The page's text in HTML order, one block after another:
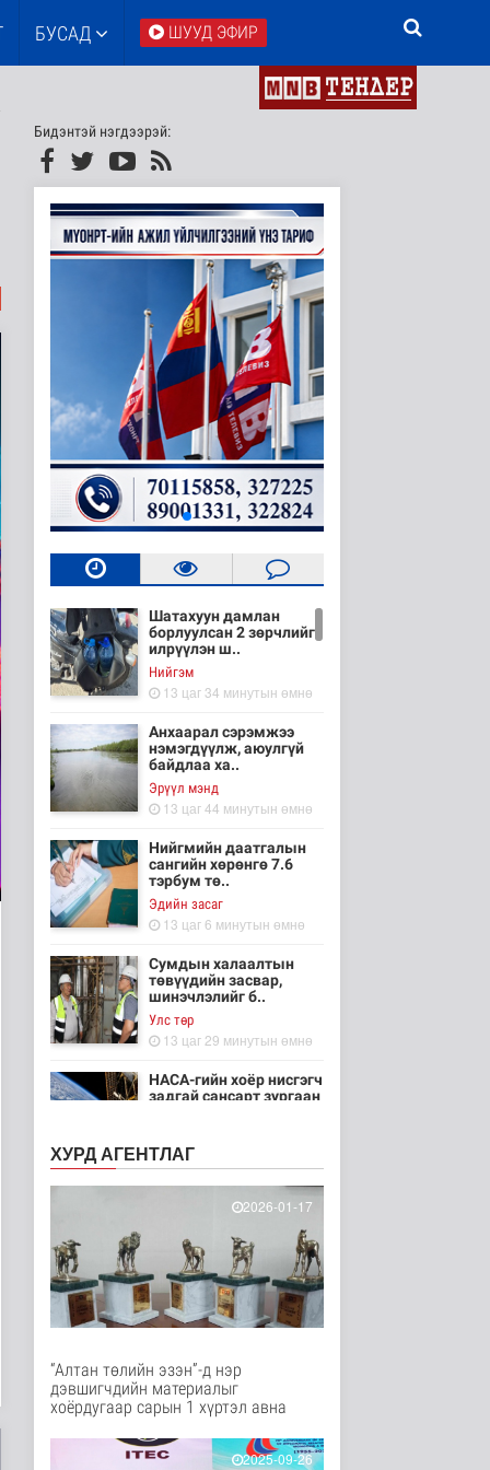
БУСАД ШУУД ЭФИР
Бидэнтэй нэгдээрэй:
Шатахуун дамлан
борлуулсан 2 зөрчлийг
илрүүлэн ш..
Нийгэм
13 цаг 34 минутын өмнө
Анхаарал сэрэмжээ
нэмэгдүүлж, аюулгүй
байдлаа ха..
Эрүүл мэнд
13 цаг 44 минутын өмнө
Нийгмийн даатгалын
сангийн хөрөнгө 7.6
тэрбум тө..
Эдийн засаг
13 цаг 6 минутын өмнө
Сумдын халаалтын
төвүүдийн засвар,
шинэчлэлийг б..
Улс төр
13 цаг 29 минутын өмнө
НАСА-гийн хоёр нисгэгч
задгай сансарт зургаан
14 цаг 44 минутын өмнө
хамгаалахын тулд
Канадын иргэд мод бэ..
Дэлхийд
14 цаг 50 минутын өмнө
ЦАГ АГААР:
Улаанбаатарт шөнөдөө
Байгаль орчин
14 цаг 10 минутын өмнө
зөрчлийг E-Mongolia
системээр да..
ХУРД АГЕНТЛАГ
2026-01-17
“Алтан төлийн эзэн”-д нэр
дэвшигчдийн материалыг
хоёрдугаар сарын 1 хүртэл авна
2025-09-26